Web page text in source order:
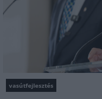
vasútfejlesztés